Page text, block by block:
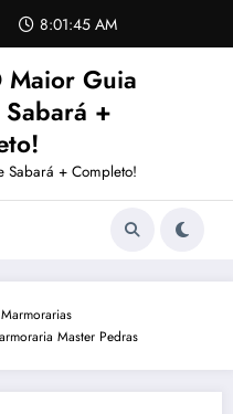
8:01:46 AM
Maior Guia
+
+ Completo!
Marmorarias
Master Pedras